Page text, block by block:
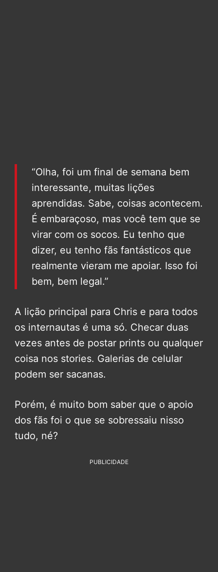
“Olha, foi um final de semana bem
interessante, muitas lições
aprendidas. Sabe, coisas acontecem.
É embaraçoso, mas você tem que se
virar com os socos. Eu tenho que
dizer, eu tenho fãs fantásticos que
realmente vieram me apoiar. Isso foi
bem, bem legal.”
A lição principal para Chris e para todos
os internautas é uma só. Checar duas
vezes antes de postar prints ou qualquer
coisa nos stories. Galerias de celular
podem ser sacanas.
Porém, é muito bom saber que o apoio
dos fãs foi o que se sobressaiu nisso
tudo, né?
PUBLICIDADE